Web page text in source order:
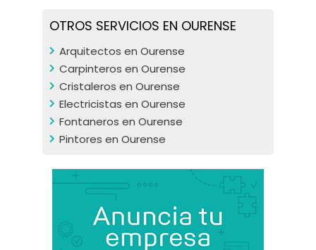
OTROS SERVICIOS EN OURENSE
Arquitectos en Ourense
Carpinteros en Ourense
Cristaleros en Ourense
Electricistas en Ourense
Fontaneros en Ourense
Pintores en Ourense